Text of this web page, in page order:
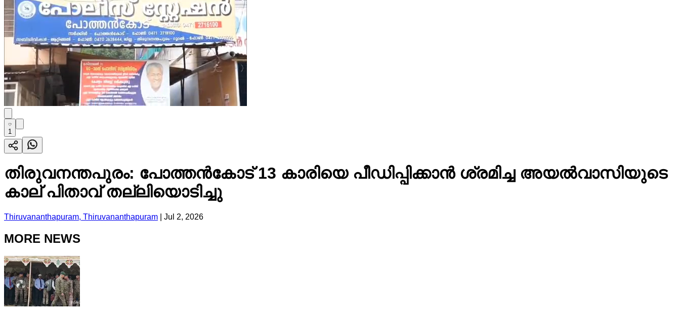
1
തിരുവനന്തപുരം: പോത്തൻകോട് 13 കാരിയെ പീഡിപ്പിക്കാൻ ശ്രമിച്ച അയൽവാസിയുടെ
കാല് പിതാവ് തല്ലിയൊടിച്ചു
Thiruvananthapuram, Thiruvananthapuram Jul 2, 2026
MORE NEWS